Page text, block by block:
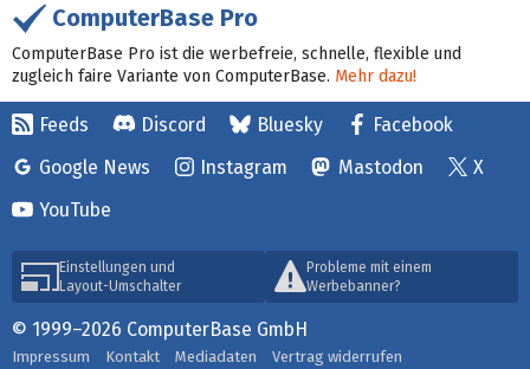
ComputerBase Pro
ComputerBase Pro ist die werbefreie, schnelle, flexible und
zugleich faire Variante von ComputerBase. Mehr dazu!
Feeds Discord Bluesky
Facebook
Google News
Instagram Mastodon
X
YouTube
Einstellungen und
Layout-Umschalter
Probleme mit einem
Werbebanner?
© 1999–2026 ComputerBase GmbH
Impressum Kontakt Mediadaten Vertrag widerrufen